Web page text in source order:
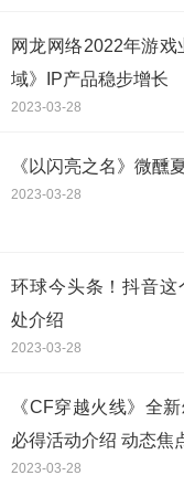
网龙网络2022年游戏
域》IP产品稳步增长
2023-03-28
《以闪亮之名》微醺
2023-03-28
环球今头条！抖音这
处介绍
2023-03-28
《CF穿越火线》全
必得活动介绍 动态焦
2023-03-28